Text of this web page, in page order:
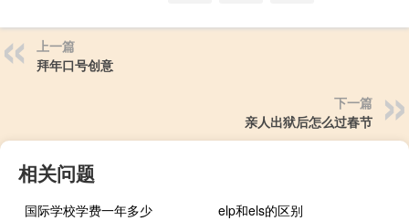
上一篇
拜年口号创意
下一篇
亲人出狱后怎么过春节
相关问题
国际学校学费一年多少
elp和els的区别